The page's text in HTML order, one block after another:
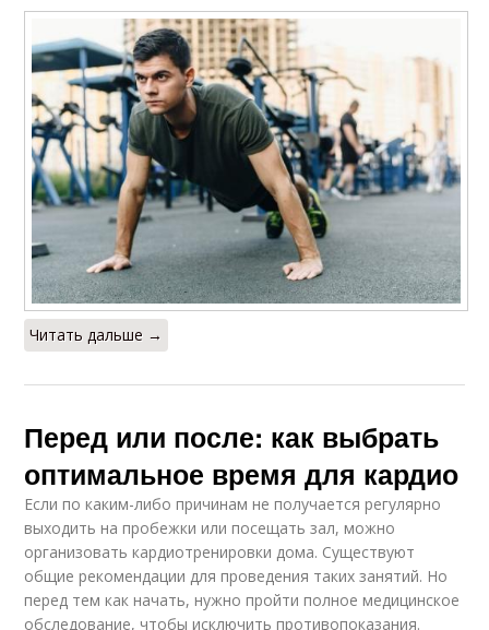
Читать дальше →
Перед или после: как выбрать
оптимальное время для кардио
Если по каким-либо причинам не получается регулярно
выходить на пробежки или посещать зал, можно
организовать кардиотренировки дома. Существуют
общие рекомендации для проведения таких занятий. Но
перед тем как начать, нужно пройти полное медицинское
обследование, чтобы исключить противопоказания.